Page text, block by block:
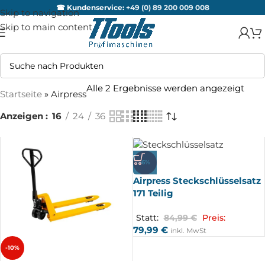
Skip to navigation
Skip to main content
☎ Kundenservice: +49 (0) 89 200 009 008
Startseite » Airpress
Alle 2 Ergebnisse werden angezeigt
Anzeigen 16 24 36
-10%
-6%
Airpress Steckschlüsselsatz
171 Teilig
Statt: 84,99€ Preis:
79,99 € inkl. MwSt